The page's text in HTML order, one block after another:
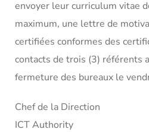
envoyer leur curriculum vitae
maximum, une lettre de
certifiées conformes des
contacts de trois (3) référents
fermeture des bureaux le
Chef de la Direction
ICT Authority